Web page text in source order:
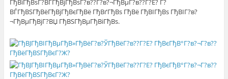
ГђВїГђВѕГ?ВЃГђВјГђВѕГ?в??Г?в?¬ГђВµГ?в??Г?Е? Г?
ВЃГђВЅГђВёГђВјГђВєГђВё ГђВґГђВѕ ГђВё ГђВІГђВѕ ГђВІГ?в?
¬ГђВµГђВјГ?ВЏ ГђВЅГђВµГђВіГђВѕ.